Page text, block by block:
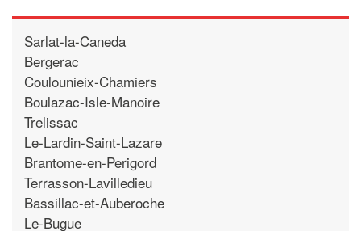
Sarlat-la-Caneda
Bergerac
Coulounieix-Chamiers
Boulazac-Isle-Manoire
Trelissac
Le-Lardin-Saint-Lazare
Brantome-en-Perigord
Terrasson-Lavilledieu
Bassillac-et-Auberoche
Le-Bugue